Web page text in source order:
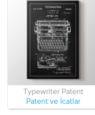
Typewriter Patent
Patent ve İcatlar